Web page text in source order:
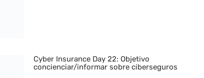
Cyber Insurance Day 22: Objetivo
concienciar/informar sobre ciberseguros